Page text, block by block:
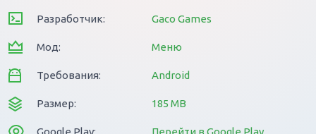
Разработчик: Gaco Games
Мод: Меню
Требования: Android
Размер: 185 MB
Google Play: Перейти в Google Play